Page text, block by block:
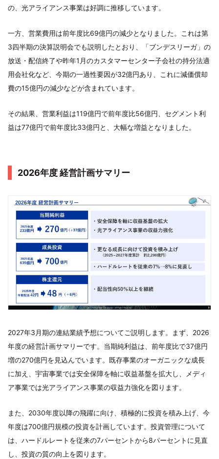
の、光アライアンス事業は好調に推移しています。
一方、営業費用は前年度比69億円の減少となりました。これは第
3四半期の決算説明会でも説明したとおり、「ブンデスリーガ」の
放送・配信終了や昨年1月のカスタマーセンター子会社の持分法適
用会社化など、今期の一過性要因が32億円あり、これに減価償却
費の15億円の減少などが含まれています。
その結果、営業利益は119億円で前年度比56億円、セグメント利
益は77億円で前年度比33億円と、大幅な増益となりました。
2026年度 経営計画サマリー
2027年3月期の連結業績予想についてご説明します。まず、2026
年度の経営計画サマリーです。当期純利益は、前年度比で37億円
増の270億円を見込んでいます。既存事業のオーガニックな成長
に加え、宇宙事業では安全保障を軸に収益基盤を拡大し、メディ
ア事業では光アライアンス事業の収益力強化を図ります。
また、2030年度以降の飛躍に向け、積極的に投資を積み上げ、今
年度は700億円規模の投資を計画しています。投資管理について
は、ハードルレートを従来の7パーセントから8パーセントに見直
し、投資の質の向上を図ります。